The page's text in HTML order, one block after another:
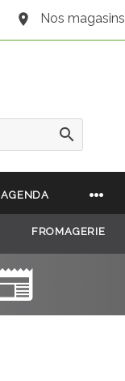
Nos magasins
AGENDA
FROMAGERIE